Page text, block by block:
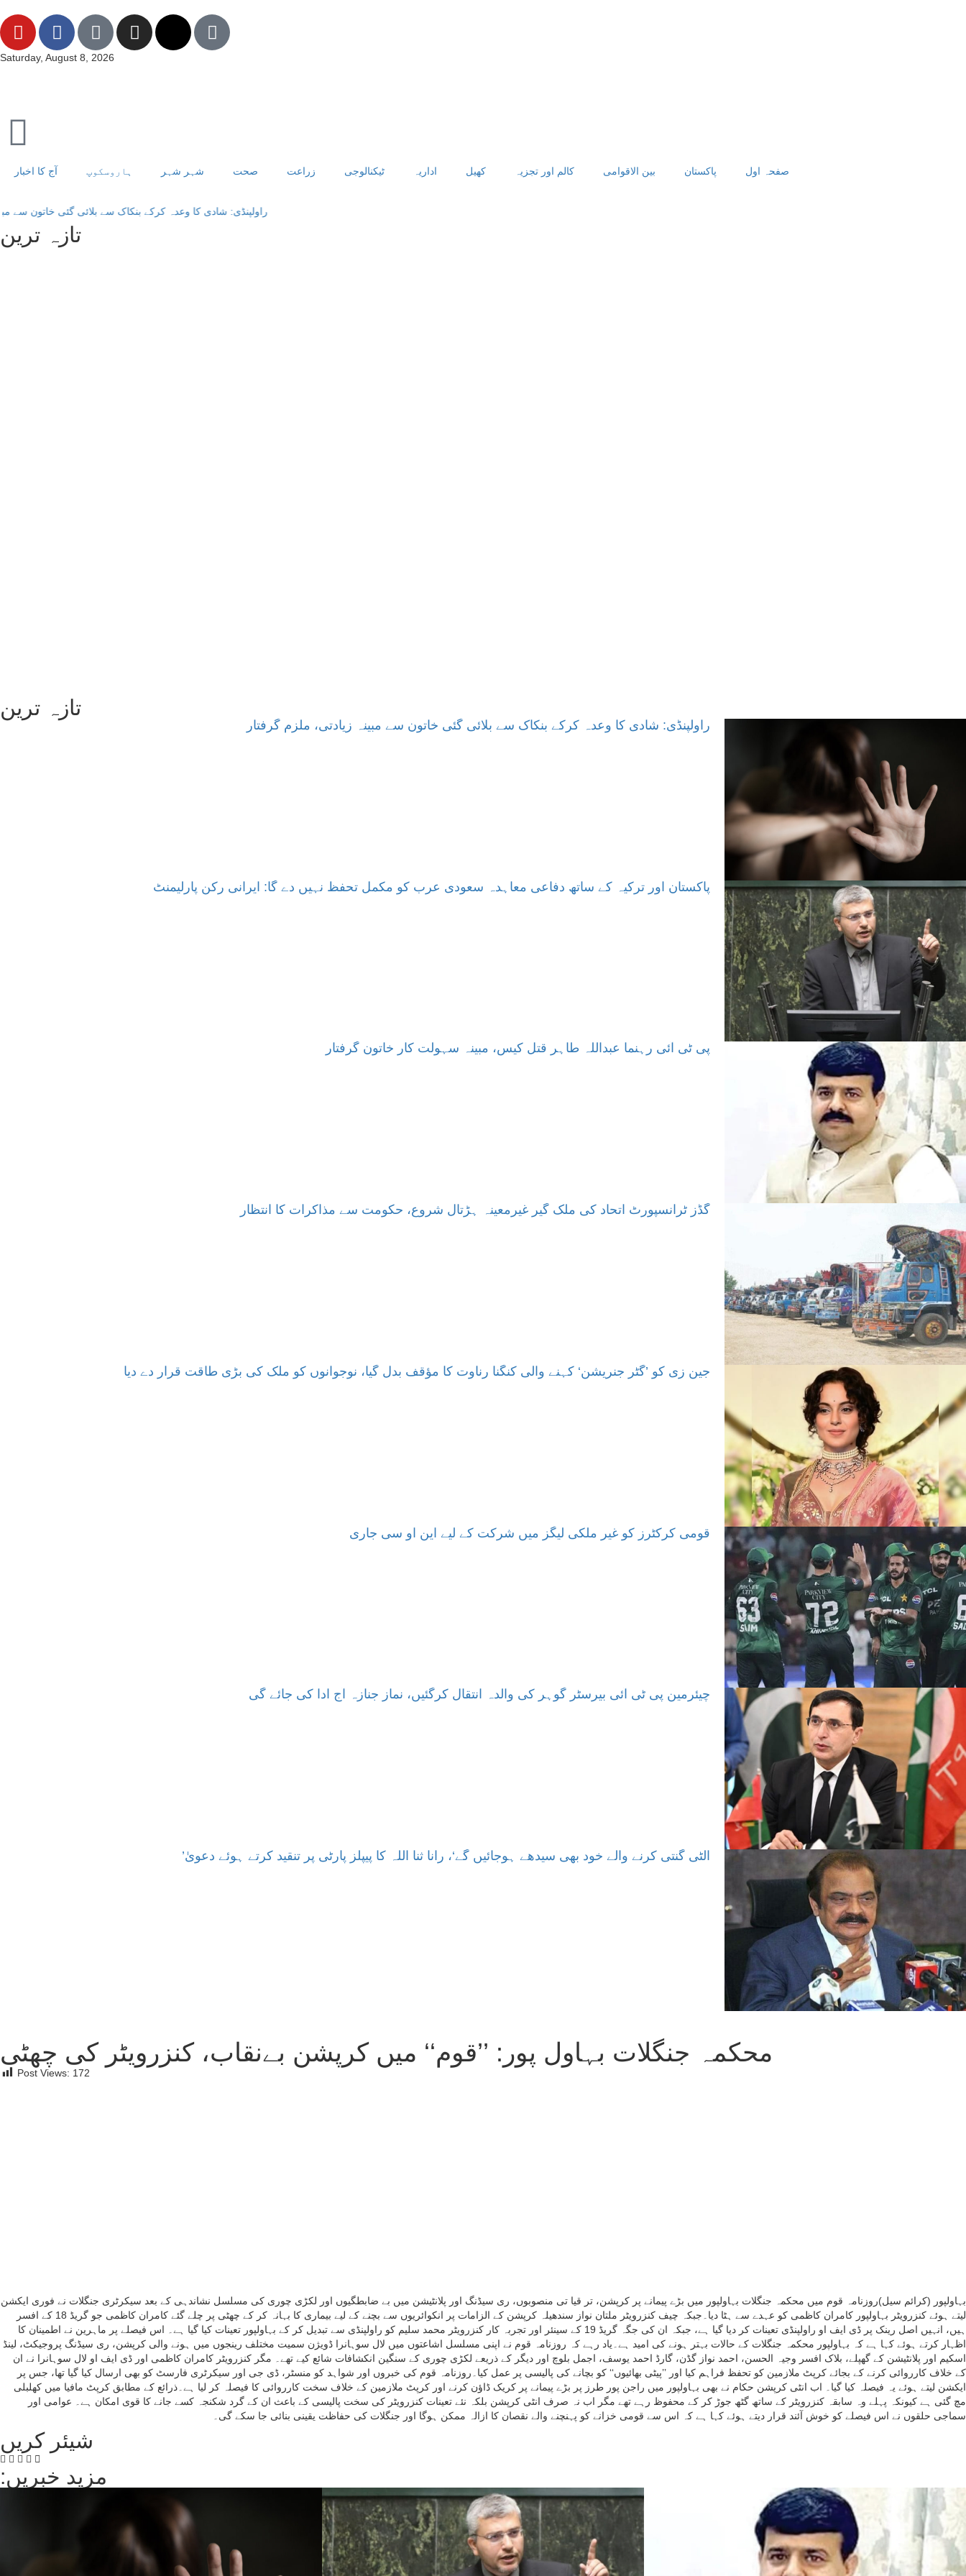
Saturday, August 8, 2026
آج کا اخبار ہاروسکوپ شہر شہر صحت زراعت ٹیکنالوجی اداریہ کھیل کالم اور تجزیہ بین الاقوامی پاکستان صفحہ اول
راولپنڈی: شادی کا وعدہ کرکے بنکاک سے بلائی گئی خاتون سے مبینہ زیادتی، ملزم
تازہ ترین
تازہ ترین
راولپنڈی: شادی کا وعدہ کرکے بنکاک سے بلائی گئی خاتون سے مبینہ زیادتی، ملزم گرفتار
پاکستان اور ترکیہ کے ساتھ دفاعی معاہدہ سعودی عرب کو مکمل تحفظ نہیں دے گا: ایرانی رکن پارلیمنٹ
پی ٹی آئی رہنما عبداللہ طاہر قتل کیس، مبینہ سہولت کار خاتون گرفتار
گڈز ٹرانسپورٹ اتحاد کی ملک گیر غیرمعینہ ہڑتال شروع، حکومت سے مذاکرات کا انتظار
جین زی کو ’گٹر جنریشن‘ کہنے والی کنگنا رناوت کا مؤقف بدل گیا، نوجوانوں کو ملک کی بڑی طاقت قرار دے دیا
قومی کرکٹرز کو غیر ملکی لیگز میں شرکت کے لیے این او سی جاری
چیئرمین پی ٹی آئی بیرسٹر گوہر کی والدہ انتقال کرگئیں، نماز جنازہ آج ادا کی جائے گی
’الٹی گنتی کرنے والے خود بھی سیدھے ہوجائیں گے‘، رانا ثنا اللہ کا پیپلز پارٹی پر تنقید کرتے ہوئے دعویٰ
محکمہ جنگلات بہاول پور: ’’قوم‘‘ میں کرپشن بےنقاب، کنزرویٹر کی چھٹی
Post Views: 172
بہاولپور (کرائم سیل)روزنامہ قوم میں محکمہ جنگلات بہاولپور میں بڑے پیمانے پر کرپشن، تر قیا تی منصوبوں، ری سیڈنگ اور پلانٹیشن میں بے ضابطگیوں اور لکڑی چوری کی مسلسل نشاندہی کے بعد سیکرٹری جنگلات نے فوری ایکشن
لیتے ہوئے کنزرویٹر بہاولپور کامران کاظمی کو عہدے سے ہٹا دیا۔جبکہ چیف کنزرویٹر ملتان نواز سندھیلہ کرپشن کے الزامات پر انکوائریوں سے بچنے کے لیے بیماری کا بہانہ کر کے چھٹی پر چلے گئے کامران کاظمی جو گریڈ 18 کے افسر
ہیں، انہیں اصل رینک پر ڈی ایف او راولپنڈی تعینات کر دیا گیا ہے، جبکہ ان کی جگہ گریڈ 19 کے سینئر اور تجربہ کار کنزرویٹر محمد سلیم کو راولپنڈی سے تبدیل کر کے بہاولپور تعینات کیا گیا ہے۔ اس فیصلے پر ماہرین نے اطمینان کا
اظہار کرتے ہوئے کہا ہے کہ بہاولپور محکمہ جنگلات کے حالات بہتر ہونے کی امید ہے۔یاد رہے کہ روزنامہ قوم نے اپنی مسلسل اشاعتوں میں لال سوہانرا ڈویژن سمیت مختلف رینجوں میں ہونے والی کرپشن، ری سیڈنگ پروجیکٹ، لینڈ
اسکیم اور پلانٹیشن کے گھپلے، بلاک افسر وجیہ الحسن، احمد نواز گڈن، گارڈ احمد یوسف، اجمل بلوچ اور دیگر کے ذریعے لکڑی چوری کے سنگین انکشافات شائع کیے تھے۔ مگر کنزرویٹر کامران کاظمی اور ڈی ایف او لال سوہانرا نے ان
کے خلاف کارروائی کرنے کے بجائے کرپٹ ملازمین کو تحفظ فراہم کیا اور ’’پیٹی بھائیوں‘‘ کو بچانے کی پالیسی پر عمل کیا۔روزنامہ قوم کی خبروں اور شواہد کو منسٹر، ڈی جی اور سیکرٹری فارسٹ کو بھی ارسال کیا گیا تھا، جس پر
ایکشن لیتے ہوئے یہ فیصلہ کیا گیا۔ اب انٹی کرپشن حکام نے بھی بہاولپور میں راجن پور طرز پر بڑے پیمانے پر کریک ڈاؤن کرنے اور کرپٹ ملازمین کے خلاف سخت کارروائی کا فیصلہ کر لیا ہے۔ذرائع کے مطابق کرپٹ مافیا میں کھلبلی
مچ گئی ہے کیونکہ پہلے وہ سابقہ کنزرویٹر کے ساتھ گٹھ جوڑ کر کے محفوظ رہے تھے مگر اب نہ صرف انٹی کرپشن بلکہ نئے تعینات کنزرویٹر کی سخت پالیسی کے باعث ان کے گرد شکنجہ کسے جانے کا قوی امکان ہے۔ عوامی اور
سماجی حلقوں نے اس فیصلے کو خوش آئند قرار دیتے ہوئے کہا ہے کہ اس سے قومی خزانے کو پہنچنے والے نقصان کا ازالہ ممکن ہوگا اور جنگلات کی حفاظت یقینی بنائی جا سکے گی۔
شیئر کریں
:مزید خبریں